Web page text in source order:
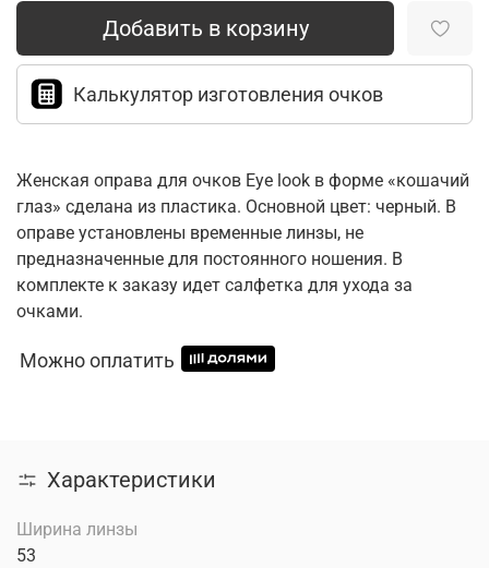
Добавить в корзину
Калькулятор изготовления очков
Женская оправа для очков Eye look в форме «кошачий
глаз» сделана из пластика. Основной цвет: черный. В
оправе установлены временные линзы, не
предназначенные для постоянного ношения. В
комплекте к заказу идет салфетка для ухода за
очками.
Можно оплатить
Характеристики
Ширина линзы
53